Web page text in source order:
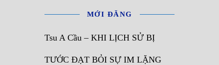
MỚI ĐĂNG
Tsu A Cầu – KHI LỊCH SỬ BỊ
TƯỚC ĐẠT BỎI SỰ IM LẶNG